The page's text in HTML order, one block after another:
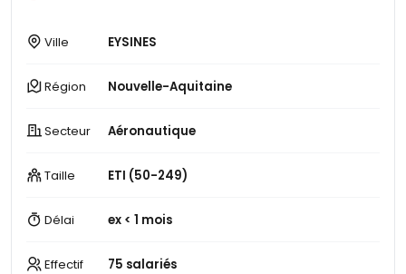
Ville EYSINES
Région Nouvelle-Aquitaine
Secteur Aéronautique
Taille ETI (50-249)
Délai ex < 1 mois
Effectif 75 salariés